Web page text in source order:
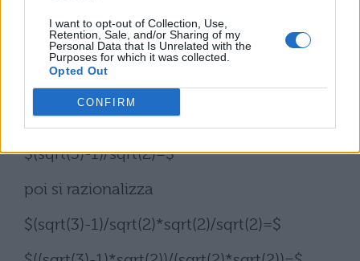
I want to opt-out of Collection, Use,
Retention, Sale, and/or Sharing of my
Personal Data that Is Unrelated with the
Purposes for which it was collected.
Opted Out
CONFIRM
$sqrt(3)/(sqrt(2))-sqrt(1)/(sqrt(2))=$
$sqrt(3)/(sqrt(2))-1/(sqrt(2))=$
Sommando i due radicali otteniamo
$(sqrt(3)-1)/sqrt(2)=$
poi si razionalizza
$(sqrt(3)-1)/sqrt(2)*sqrt(2)/sqrt(2)=$